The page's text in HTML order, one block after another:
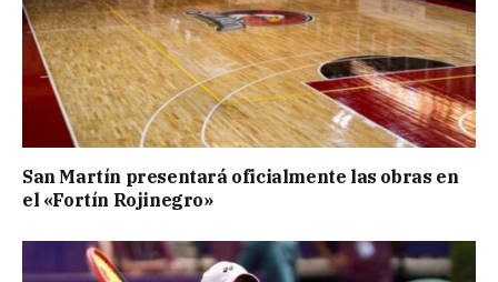
San Martín presentará oficialmente las obras en
el «Fortín Rojinegro»